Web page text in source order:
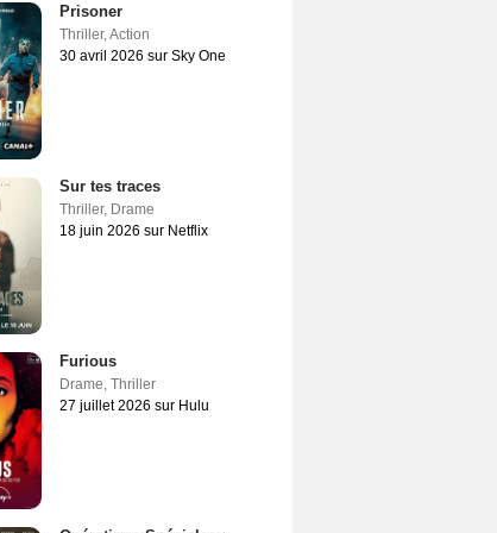
Prisoner
Thriller,Action
30 avril 2026 sur Sky One
Sur tes traces
Thriller, Drame
18 juin 2026 sur Netflix
Furious
Drame, Thriller
27 juillet 2026 sur Hulu